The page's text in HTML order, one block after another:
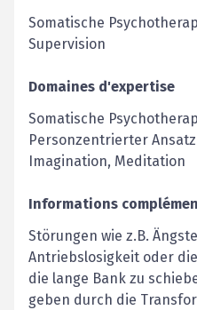
Somatische
Supervision
Domaines d'expertise
Somatische
Personzentrierter Ansatz
Imagination, Meditation
Informations
Störungen wie z.B.
Antriebslosigkeit oder
die lange Bank zu
geben durch die